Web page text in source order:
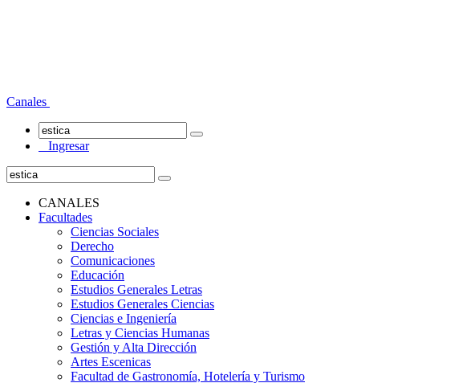
Canales
Ingresar
CANALES
Facultades
Ciencias Sociales
Derecho
Comunicaciones
Educación
Estudios Generales Letras
Estudios Generales Ciencias
Ciencias e Ingeniería
Letras y Ciencias Humanas
Gestión y Alta Dirección
Artes Escenicas
Facultad de Gastronomía, Hotelería y Turismo